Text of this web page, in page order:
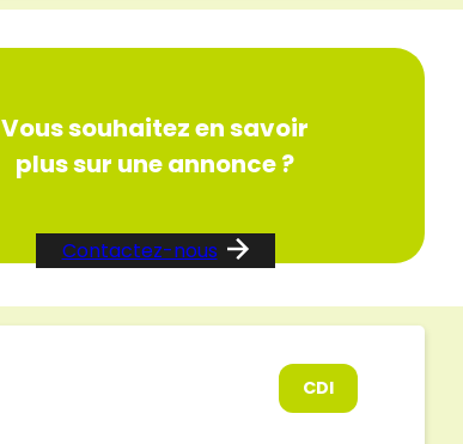
Vous souhaitez en savoir
plus sur une annonce ?
Contactez-nous
CDI